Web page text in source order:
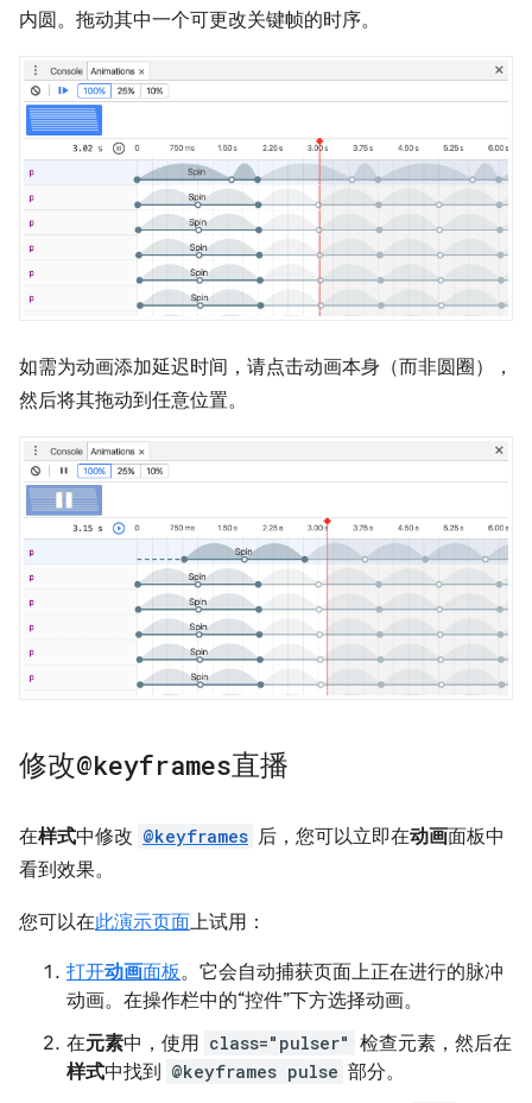
内圆。拖动其中一个可更改关键帧的时序。
如需为动画添加延迟时间，请点击动画本身（而非圆圈），
然后将其拖动到任意位置。
修改@keyframes直播
在样式中修改 @keyframes 后，您可以立即在动画面板中
看到效果。
您可以在此演示页面上试用：
打开动画面板。它会自动捕获页面上正在进行的脉冲
动画。在操作栏中的“控件”下方选择动画。
在元素中，使用 class="pulser" 检查元素，然后在
样式中找到 @keyframes pulse 部分。